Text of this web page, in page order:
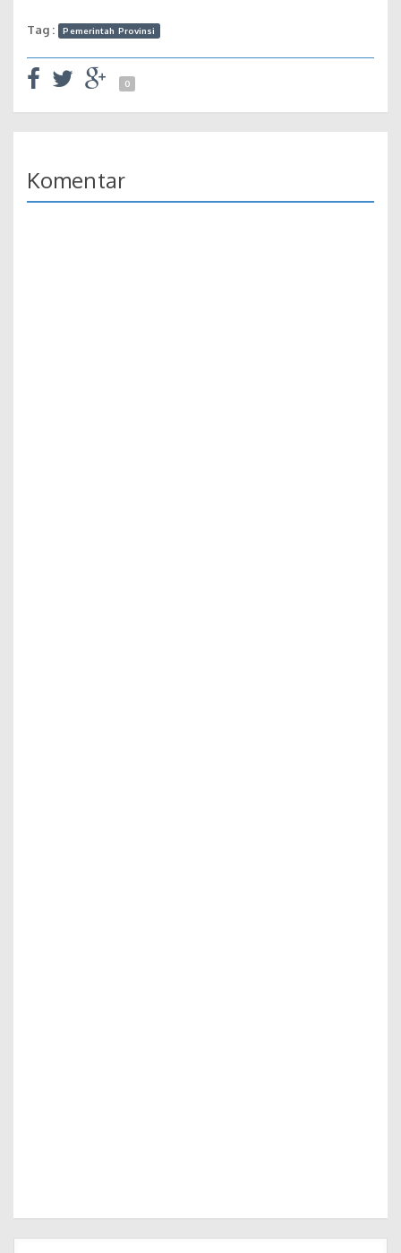
Tag : Pemerintah Provinsi
0
Komentar